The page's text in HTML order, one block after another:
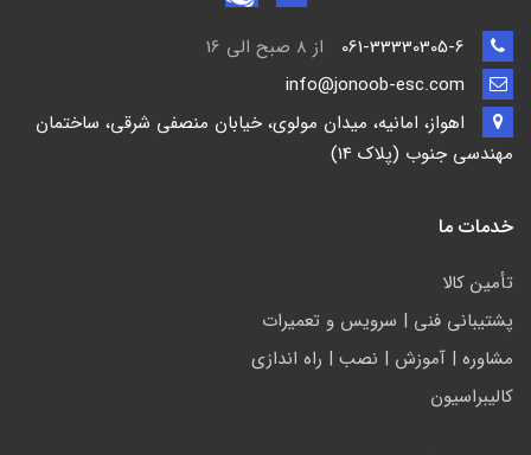
از 8 صبح الی 16
اهواز، امانیه، میدان مولوی، خیابان منصفی شرقی، ساختمان
مهندسی جنوب (پلاک 14)
خدمات ما
تأمين كالا
پشتيباني فني | سرويس و تعمیرات
مشاوره | آموزش | نصب | راه اندازی
کالیبراسیون